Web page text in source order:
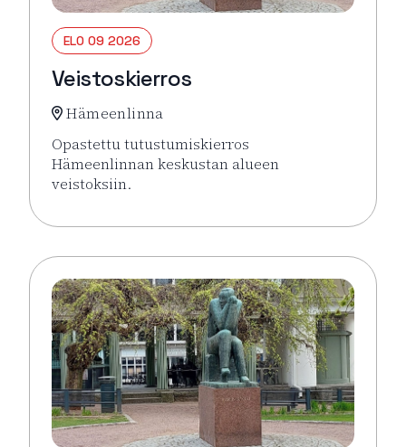
ELO 09 2026
Veistoskierros
Hämeenlinna
Opastettu tutustumiskierros
Hämeenlinnan keskustan alueen
veistoksiin.